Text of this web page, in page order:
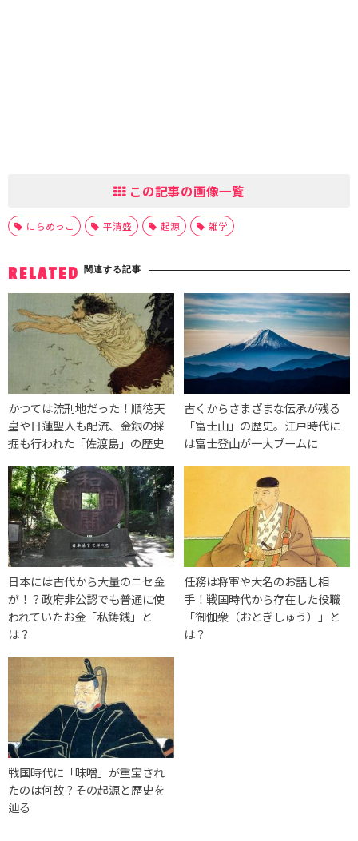
この記事の画像一覧
にらめっこ 平清盛 起源 雑学
RELATED 関連する記事
かつては流刑地だった！順徳天
皇や日蓮聖人も配流、金銀の採
掘も行われた「佐渡島」の歴史
古くからさまざまな伝承が残る
「富士山」の歴史。江戸時代に
は富士登山が一大ブームに
日本には古代から大量のニセ金
が！？政府非公認でも普通に使
われていたお金「私鋳銭」と
は？
任務は将軍や大名のお話し相
手！戦国時代から存在した役職
「御伽衆（おとぎしゅう）」と
は？
戦国時代に「味噌」が重宝され
たのは何故？その起源と歴史を
辿る